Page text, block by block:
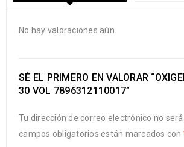
No hay valoraciones aún.
SÉ EL PRIMERO EN VALORAR
30 VOL 7896312110017”
Tu dirección de correo electrónico no será
campos obligatorios están marcados con